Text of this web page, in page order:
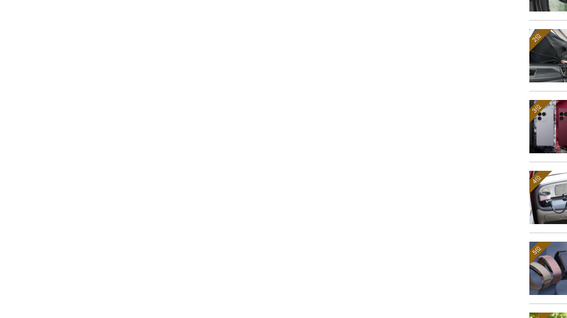
2位
3位
4位
5位